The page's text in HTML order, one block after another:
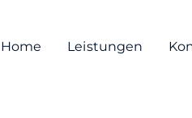
Home Leistungen